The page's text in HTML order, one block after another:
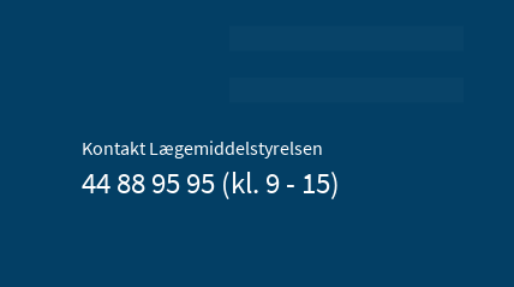
Kontakt Lægemiddelstyrelsen
44 88 95 95 (kl. 9 - 15)